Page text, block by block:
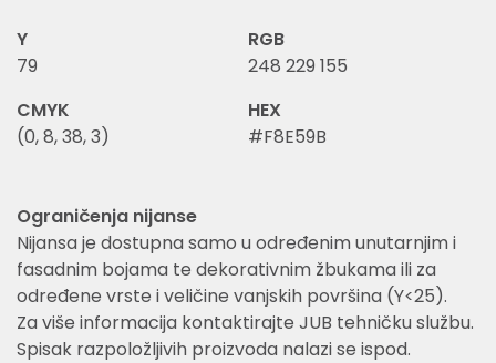
Y
79
RGB
248 229 155
CMYK
(0, 8, 38, 3)
HEX
#F8E59B
Ograničenja nijanse
Nijansa je dostupna samo u određenim unutarnjim i
fasadnim bojama te dekorativnim žbukama ili za
određene vrste i veličine vanjskih površina (Y<25).
Za više informacija kontaktirajte JUB tehničku službu.
Spisak razpoložljivih proizvoda nalazi se ispod.